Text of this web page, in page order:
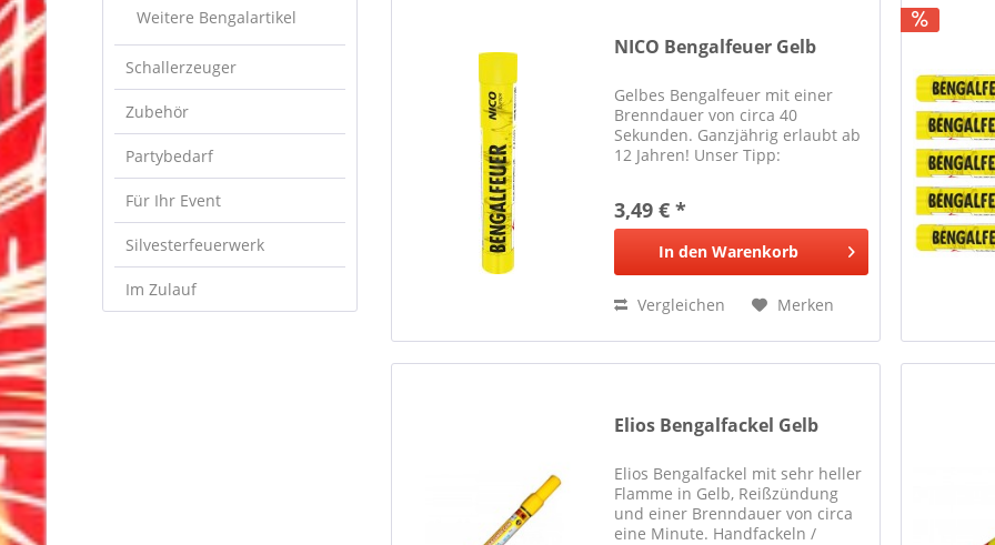
Weitere Bengalartikel
Schallerzeuger
Zubehör
Partybedarf
Für Ihr Event
Silvesterfeuerwerk
Im Zulauf
NICO Bengalfeuer Gelb
Gelbes Bengalfeuer mit einer
Brenndauer von circa 40
Sekunden. Ganzjährig erlaubt ab
12 Jahren! Unser Tipp:
Sparpakete sichern!
3,49 € *
In den Warenkorb
Vergleichen Merken
Elios Bengalfackel Gelb
Elios Bengalfackel mit sehr heller
Flamme in Gelb, Reißzündung
und einer Brenndauer von circa
eine Minute. Handfackeln /